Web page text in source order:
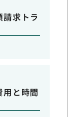
求トラ
と時間